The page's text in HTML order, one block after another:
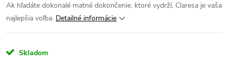
Ak hľadáte dokonalé matné dokončenie, ktoré vydrží, Claresa je vaša
najlepšia voľba. Detailné informácie
Skladom